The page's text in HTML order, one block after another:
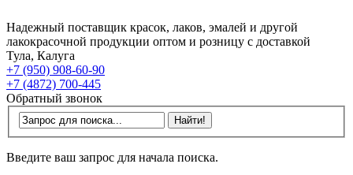
Надежный поставщик красок, лаков, эмалей и другой
лакокрасочной продукции оптом и розницу с доставкой
Тула, Калуга
+7 (950) 908-60-90
+7 (4872) 700-445
Обратный звонок
Введите ваш запрос для начала поиска.